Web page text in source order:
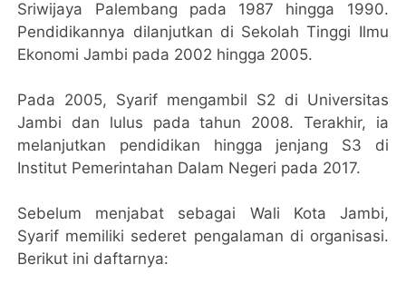
Sriwijaya Palembang pada 1987 hingga 1990.
Pendidikannya dilanjutkan di Sekolah Tinggi Ilmu
Ekonomi Jambi pada 2002 hingga 2005.
Pada 2005, Syarif mengambil S2 di Universitas
Jambi dan lulus pada tahun 2008. Terakhir, ia
melanjutkan pendidikan hingga jenjang S3 di
Institut Pemerintahan Dalam Negeri pada 2017.
Sebelum menjabat sebagai Wali Kota Jambi,
Syarif memiliki sederet pengalaman di organisasi.
Berikut ini daftarnya: